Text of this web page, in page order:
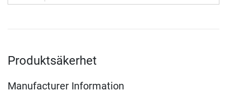
Produktsäkerhet
Manufacturer Information